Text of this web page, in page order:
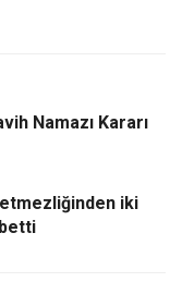
Namazı Kararı
iki